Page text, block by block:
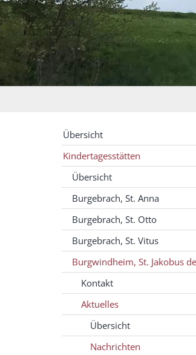
Übersicht
Kindertagesstätten
Übersicht
Burgebrach, St. Anna
Burgebrach, St. Otto
Burgebrach, St. Vitus
Burgwindheim, St. Jakobus
Kontakt
Aktuelles
Übersicht
Nachrichten